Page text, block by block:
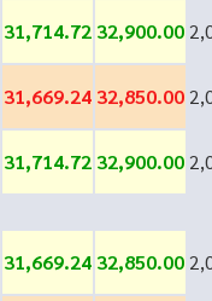
31,714.72 32,900.00
31,669.24 32,850.00
31,714.72 32,900.00
31,669.24 32,850.00